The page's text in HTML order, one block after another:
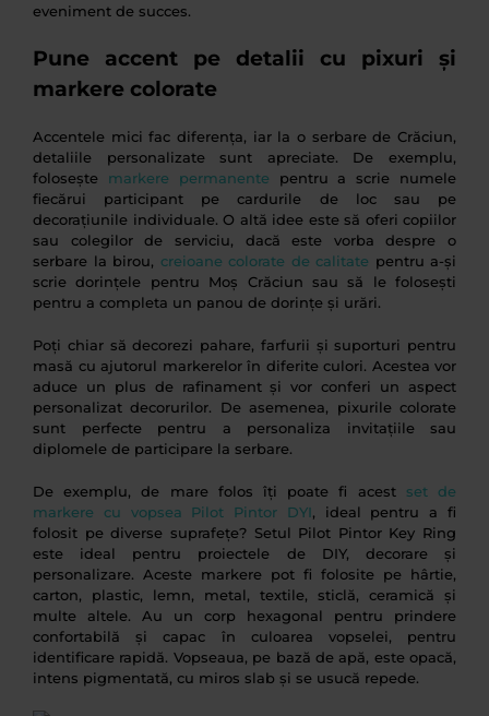
eveniment de succes.
Pune accent pe detalii cu pixuri și
markere colorate
Accentele mici fac diferența, iar la o serbare de Crăciun,
detaliile personalizate sunt apreciate. De exemplu,
folosește markere permanente pentru a scrie numele
fiecărui participant pe cardurile de loc sau pe
decorațiunile individuale. O altă idee este să oferi copiilor
sau colegilor de serviciu, dacă este vorba despre o
serbare la birou, creioane colorate de calitate pentru a-și
scrie dorințele pentru Moș Crăciun sau să le folosești
pentru a completa un panou de dorințe și urări.
Poți chiar să decorezi pahare, farfurii și suporturi pentru
masă cu ajutorul markerelor în diferite culori. Acestea vor
aduce un plus de rafinament și vor conferi un aspect
personalizat decorurilor. De asemenea, pixurile colorate
sunt perfecte pentru a personaliza invitațiile sau
diplomele de participare la serbare.
De exemplu, de mare folos îți poate fi acestset de
markere cu vopsea Pilot Pintor DYI, ideal pentru a fi
folosit pe diverse suprafețe? Setul Pilot Pintor Key Ring
este ideal pentru proiectele de DIY, decorare și
personalizare. Aceste markere pot fi folosite pe hârtie,
carton, plastic, lemn, metal, textile, sticlă, ceramică și
multe altele. Au un corp hexagonal pentru prindere
confortabilă și capac în culoarea vopselei, pentru
identificare rapidă. Vopseaua, pe bază de apă, este opacă,
intens pigmentată, cu miros slab și se usucă repede.